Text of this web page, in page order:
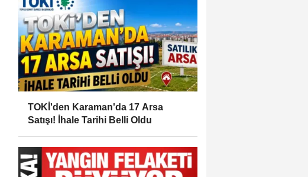
TOKİ'den Karaman'da 17 Arsa
Satışı! İhale Tarihi Belli Oldu